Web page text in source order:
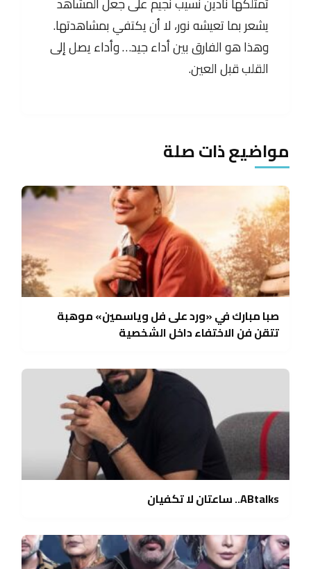
يشعر بما تعيشه نور، لا أن يكتفي بمشاهدتها.
وهذا هو الفارق بين أداء جيد… وأداء يصل إلى
القلب قبل العين.
مواضيع ذات صلة
صبا مبارك في «ورد على فل وياسمين» موهبة
تتقن فن الاختفاء داخل الشخصية
ABtalks.. ساعتان لا تكفيان